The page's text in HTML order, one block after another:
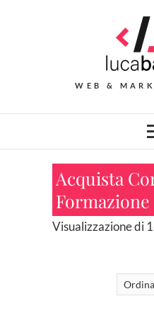
WEB &
Acquista
Visualizzazione di